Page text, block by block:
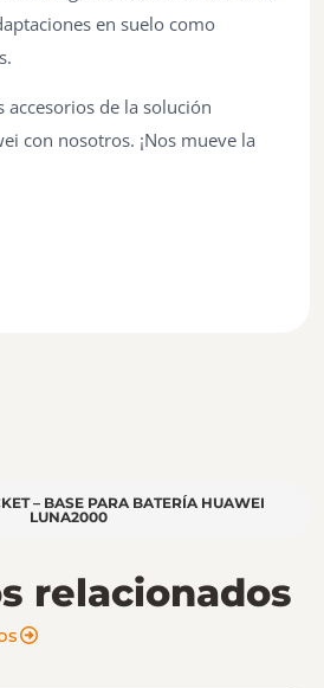
en suelo como
accesorios de la solución
con nosotros. ¡Nos mueve la
– BASE PARA BATERÍA HUAWEI
LUNA2000
relacionados